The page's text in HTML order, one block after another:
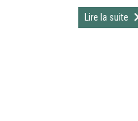
Lire la suite